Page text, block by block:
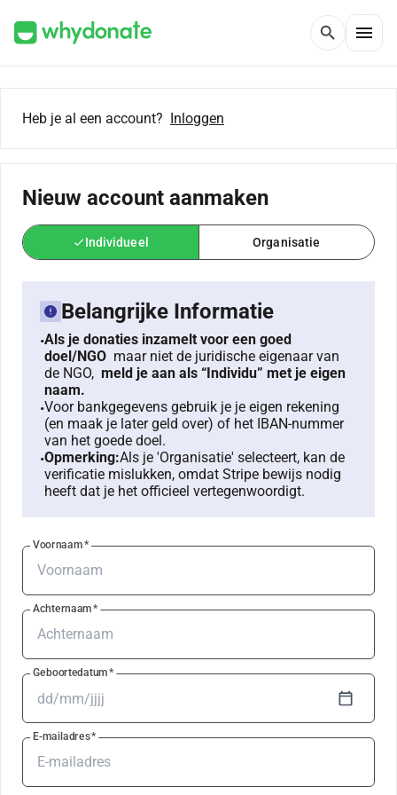
search menu
Heb je al een account? Inloggen
Nieuw account aanmaken
check Individueel Organisatie
Belangrijke Informatie
•Als je donaties inzamelt voor een goed
doel/NGO maar niet de juridische eigenaar van
de NGO, meld je aan als “Individu” met je eigen
naam.
•Voor bankgegevens gebruik je je eigen rekening
(en maak je later geld over) of het IBAN-nummer
van het goede doel.
•Opmerking:Als je 'Organisatie' selecteert, kan de
verificatie mislukken, omdat Stripe bewijs nodig
heeft dat je het officieel vertegenwoordigt.
Voornaam*
Achternaam*
Geboortedatum*
E-mailadres*